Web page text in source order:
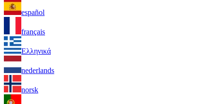
español
français
Ελληνικά
nederlands
norsk